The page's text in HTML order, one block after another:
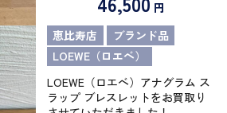
円
恵比寿店
ブランド品
LOEWE（ロエベ）
LOEWE（ロエベ）アナグラム ス
ラップ ブレスレットをお買取り